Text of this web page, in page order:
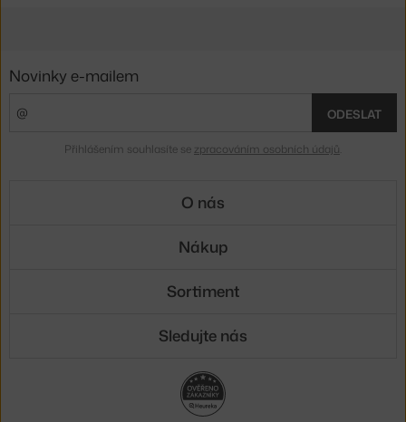
Novinky e-mailem
ODESLAT
Přihlášením souhlasíte se zpracováním osobních údajů
O nás
Nákup
Sortiment
Sledujte nás